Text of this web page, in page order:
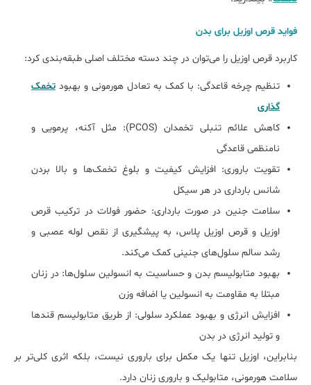
فواید قرص اوزیل برای بدن
کاربرد قرص اوزیل را می‌توان در چند دسته مختلف اصلی طبقه‌بندی کرد:
تنظیم چرخه قاعدگی: با کمک به تعادل هورمونی و بهبود تخمک
گذاری
کاهش علائم تنبلی تخمدان (PCOS): مثل آکنه، پرمویی و
نامنظمی قاعدگی
تقویت باروری: افزایش کیفیت و بلوغ تخمک‌ها و بالا بردن
شانس بارداری در هر سیکل
سلامت جنین در صورت بارداری: حضور فولات در ترکیب قرص
اوزیل و قرص اوزیل پلاس، به پیشگیری از نقص لوله عصبی و
رشد سالم سلول‌های جنینی کمک می‌کند.
بهبود متابولیسم بدن و حساسیت به انسولین سلول‌ها: در زنان
مبتلا به مقاومت به انسولین یا اضافه وزن
افزایش انرژی و بهبود عملکرد سلولی: از طریق متابولیسم قندها
و تولید انرژی در بدن
بنابراین، اوزیل تنها یک مکمل برای باروری نیست، بلکه اثری کلی‌تر بر
سلامت هورمونی، متابولیک و باروری زنان دارد.